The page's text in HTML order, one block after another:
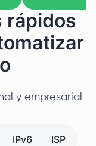
rápidos
y empresarial
IPv6 ISP